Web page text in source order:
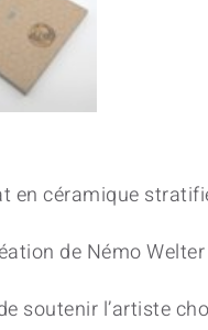
en céramique
de Némo
soutenir l’artiste